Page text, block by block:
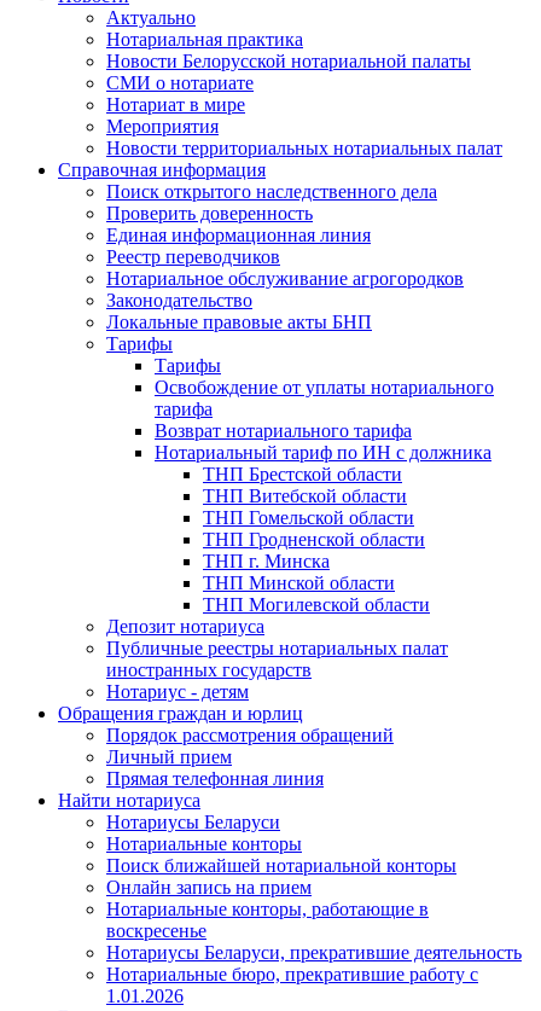
Актуально
Нотариальная практика
Новости Белорусской нотариальной палаты
СМИ о нотариате
Нотариат в мире
Мероприятия
Новости территориальных нотариальных палат
Справочная информация
Поиск открытого наследственного дела
Проверить доверенность
Единая информационная линия
Реестр переводчиков
Нотариальное обслуживание агрогородков
Законодательство
Локальные правовые акты БНП
Тарифы
Тарифы
Освобождение от уплаты нотариального
тарифа
Возврат нотариального тарифа
Нотариальный тариф по ИН с должника
ТНП Брестской области
ТНП Витебской области
ТНП Гомельской области
ТНП Гродненской области
ТНП г. Минска
ТНП Минской области
ТНП Могилевской области
Депозит нотариуса
Публичные реестры нотариальных палат
иностранных государств
Нотариус - детям
Обращения граждан и юрлиц
Порядок рассмотрения обращений
Личный прием
Прямая телефонная линия
Найти нотариуса
Нотариусы Беларуси
Нотариальные конторы
Поиск ближайшей нотариальной конторы
Онлайн запись на прием
Нотариальные конторы, работающие в
воскресенье
Нотариусы Беларуси, прекратившие деятельность
Нотариальные бюро, прекратившие работу с
1.01.2026